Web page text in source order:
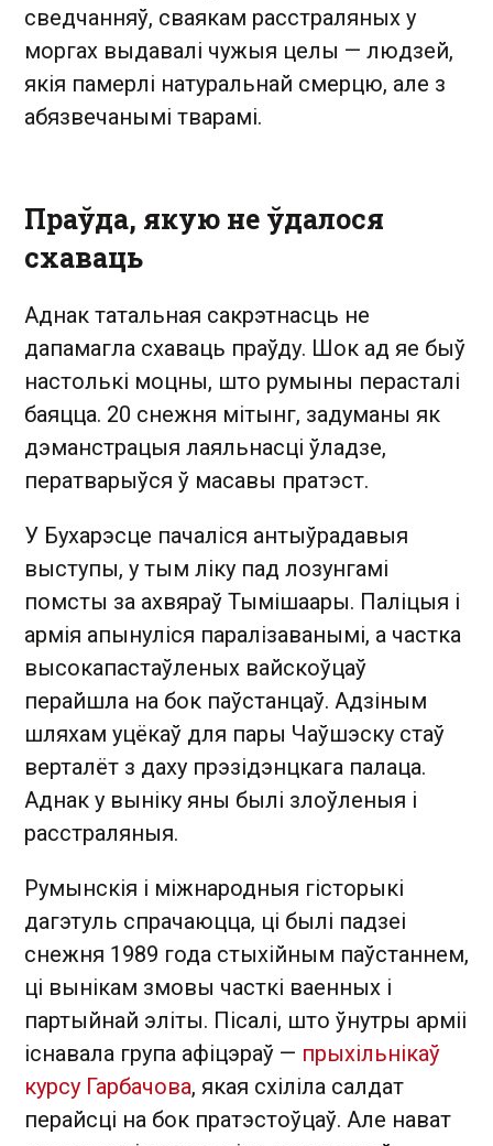
сведчанняў, сваякам расстраляных у
моргах выдавалі чужыя целы — людзей,
якія памерлі натуральнай смерцю, але з
абязвечанымі тварамі.
Праўда, якую не ўдалося
схаваць
Аднак татальная сакрэтнасць не
дапамагла схаваць праўду. Шок ад яе быў
настолькі моцны, што румыны перасталі
баяцца. 20 снежня мітынг, задуманы як
дэманстрацыя лаяльнасці ўладзе,
ператварыўся ў масавы пратэст.
У Бухарэсце пачаліся антыўрадавыя
выступы, у тым ліку пад лозунгамі
помсты за ахвяраў Тымішаары. Паліцыя і
армія апынуліся паралізаванымі, а частка
высокапастаўленых вайскоўцаў
перайшла на бок паўстанцаў. Адзіным
шляхам уцёкаў для пары Чаўшэску стаў
верталёт з даху прэзідэнцкага палаца.
Аднак у выніку яны былі злоўленыя і
расстраляныя.
Румынскія і міжнародныя гісторыкі
дагэтуль спрачаюцца, ці былі падзеі
снежня 1989 года стыхійным паўстаннем,
ці вынікам змовы часткі ваенных і
партыйнай эліты. Пісалі, што ўнутры арміі
існавала група афіцэраў — прыхільнікаў
курсу Гарбачова, якая схіліла салдат
перайсці на бок пратэстоўцаў. Але нават